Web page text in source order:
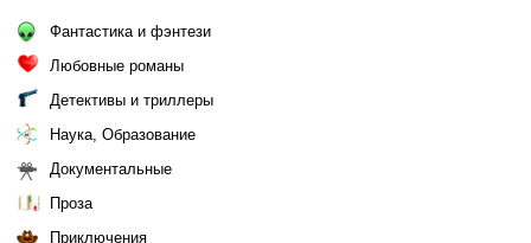
Фантастика и фэнтези
Любовные романы
Детективы и триллеры
Наука, Образование
Документальные
Проза
Приключения